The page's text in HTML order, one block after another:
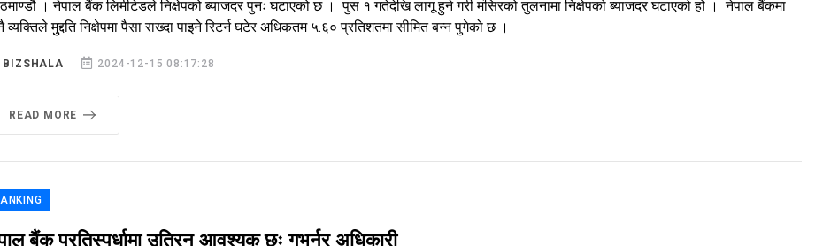
। नेपाल बैंक लिमीटेडले निक्षेपको ब्याजदर पुनः घटाएको छ । पुस १ गतेदेखि लागू हुने गरी मंसिरको तुलनामा निक्षेपको ब्याजदर घटाएको हो । नेपाल बैंकमा
मुुद्दति निक्षेपमा पैसा राख्दा पाइने रिटर्न घटेर अधिकतम ५.६० प्रतिशतमा सीमित बन्न पुगेको छ ।
BIZSHALA 2024-12-15 08:17:28
READ MORE
बैंक प्रतिस्पर्धामा उत्रिन आवश्यक छः गभर्नर अधिकारी